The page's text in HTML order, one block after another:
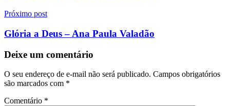
Próximo post
Glória a Deus – Ana Paula Valadão
Deixe um comentário
O seu endereço de e-mail não será publicado. Campos obrigatórios
são marcados com *
Comentário *